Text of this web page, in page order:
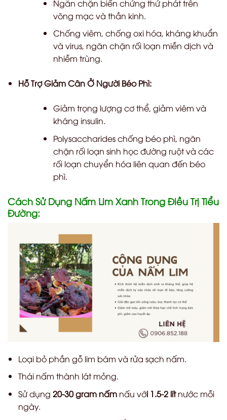
Ngăn chặn biến chứng thứ phát trên
võng mạc và thần kinh.
Chống viêm, chống oxi hóa, kháng khuẩn
và virus, ngăn chặn rối loạn miễn dịch và
nhiễm trùng.
Hỗ Trợ Giảm Cân Ở Người Béo Phì:
Giảm trọng lượng cơ thể, giảm viêm và
kháng insulin.
Polysaccharides chống béo phì, ngăn
chặn rối loạn sinh học đường ruột và các
rối loạn chuyển hóa liên quan đến béo
phì.
Cách Sử Dụng Nấm Lim Xanh Trong Điều Trị Tiểu
Đường:
Loại bỏ phần gỗ lim bám và rửa sạch nấm.
Thái nấm thành lát mỏng.
Sử dụng 20-30 gram nấmnấu với 1.5-2 lítnước mỗi
ngày.